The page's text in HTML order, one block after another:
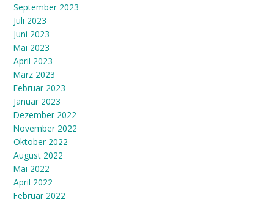
September 2023
Juli 2023
Juni 2023
Mai 2023
April 2023
März 2023
Februar 2023
Januar 2023
Dezember 2022
November 2022
Oktober 2022
August 2022
Mai 2022
April 2022
Februar 2022